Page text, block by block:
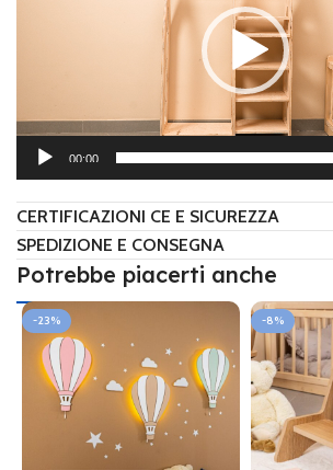
00:00
CERTIFICAZIONI CE E SICUREZZA
SPEDIZIONE E CONSEGNA
Potrebbe piacerti anche
-23% -8%